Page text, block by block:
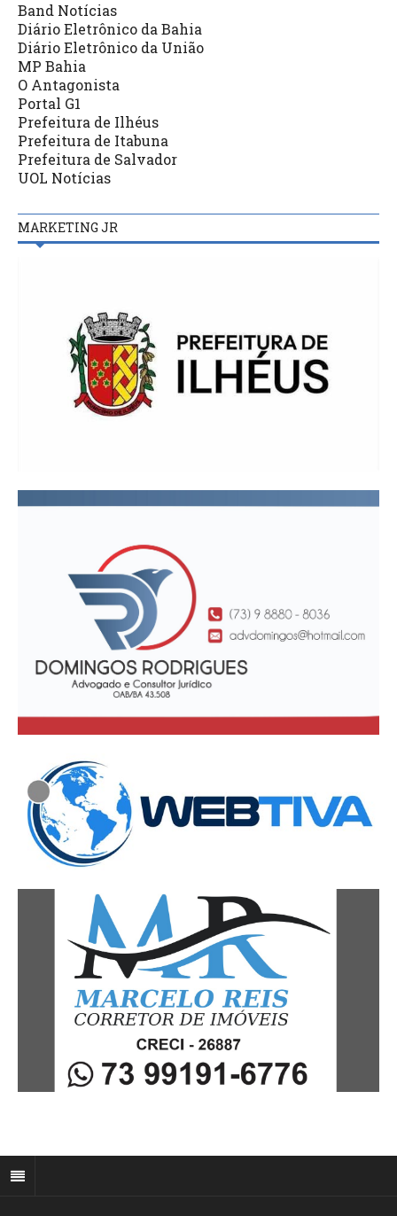
Band Notícias
Diário Eletrônico da Bahia
Diário Eletrônico da União
MP Bahia
O Antagonista
Portal G1
Prefeitura de Ilhéus
Prefeitura de Itabuna
Prefeitura de Salvador
UOL Notícias
MARKETING JR